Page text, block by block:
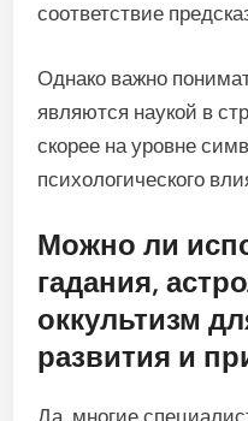
соответствие
Однако важно
являются наукой в
скорее на уровне
психологического
Можно ли
гадания,
оккультизм
развития и